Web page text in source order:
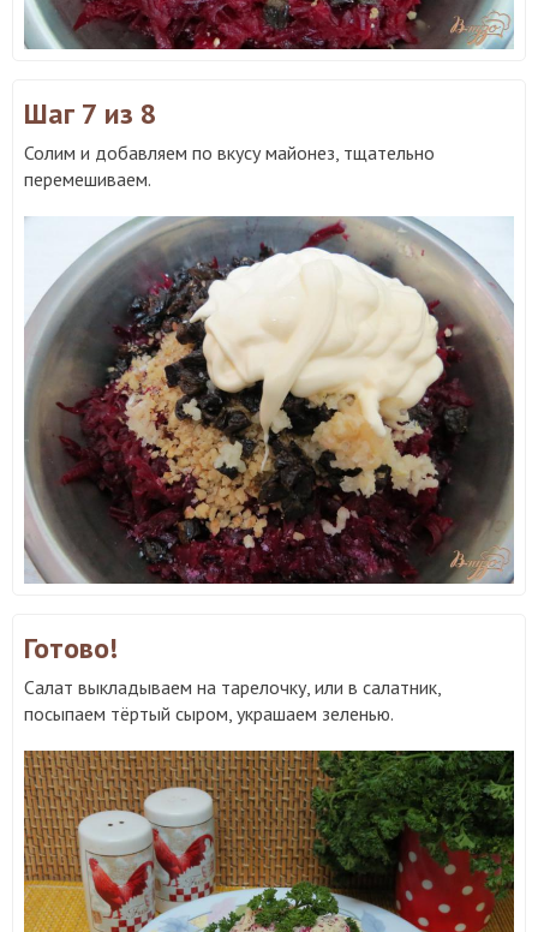
Шаг 7 из 8
Солим и добавляем по вкусу майонез, тщательно
перемешиваем.
Готово!
Салат выкладываем на тарелочку, или в салатник,
посыпаем тёртый сыром, украшаем зеленью.